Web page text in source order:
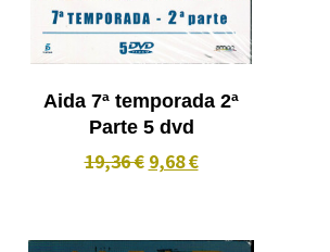
Aida 7ª temporada 2ª
Parte 5 dvd
19,36 € 9,68 €